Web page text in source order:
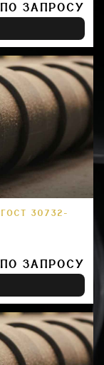
ЗАПРОСУ
30732-
ЗАПРОСУ